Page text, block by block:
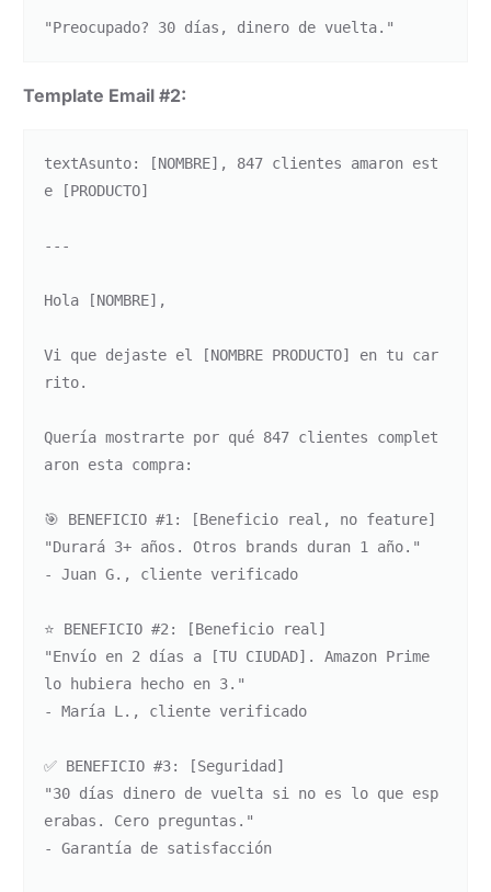
Template Email #2:
textAsunto: [NOMBRE], 847 clientes amaron est
e [PRODUCTO]
---
Hola [NOMBRE],
Vi que dejaste el [NOMBRE PRODUCTO] en tu car
rito.
Quería mostrarte por qué 847 clientes complet
aron esta compra:
🎯 BENEFICIO #1: [Beneficio real, no feature]
"Durará 3+ años. Otros brands duran 1 año."
- Juan G., cliente verificado
⭐ BENEFICIO #2: [Beneficio real]
"Envío en 2 días a [TU CIUDAD]. Amazon Prime
lo hubiera hecho en 3."
- María L., cliente verificado
✅ BENEFICIO #3: [Seguridad]
"30 días dinero de vuelta si no es lo que esp
erabas. Cero preguntas."
- Garantía de satisfacción